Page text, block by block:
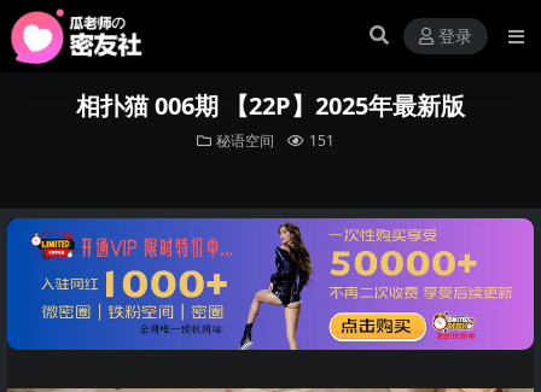
登录
相扑猫 006期 【22P】2025年最新版
秘语空间 151